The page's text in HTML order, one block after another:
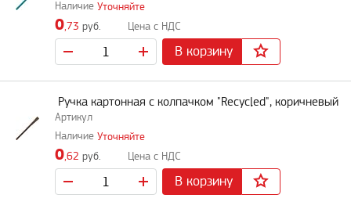
Уточняйте
0,73 руб.
В корзину
Ручка картонная с колпачком "Recycled", коричневый
Уточняйте
0,62 руб.
В корзину